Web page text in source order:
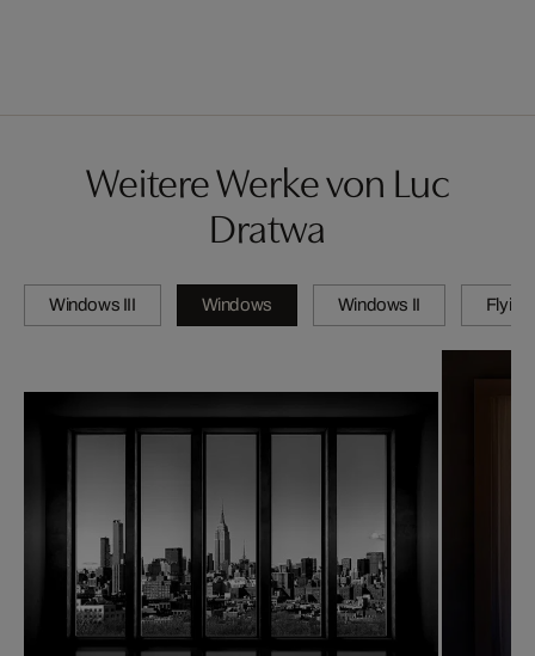
Weitere Werke von Luc
Dratwa
Windows III Windows Windows II Flying